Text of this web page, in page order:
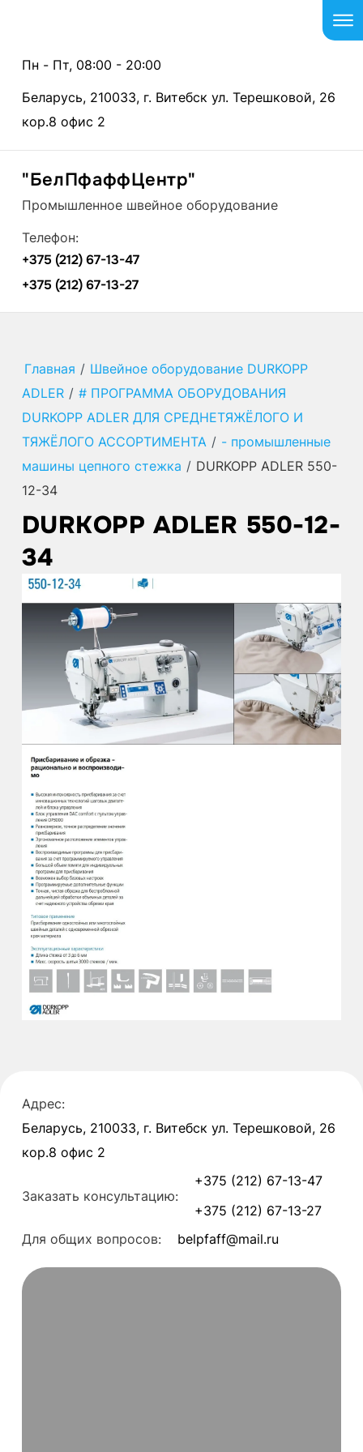
Пн - Пт, 08:00 - 20:00
Беларусь, 210033, г. Витебск ул. Терешковой, 26
кор.8 офис 2
"БелПфаффЦентр"
Промышленное швейное оборудование
Телефон:
+375 (212) 67-13-47
+375 (212) 67-13-27
Главная / Швейное оборудование DURKOPP
ADLER / # ПРОГРАММА ОБОРУДОВАНИЯ
DURKOPP ADLER ДЛЯ СРЕДНЕТЯЖЁЛОГО И
ТЯЖЁЛОГО АССОРТИМЕНТА / - промышленные
машины цепного стежка / DURKOPP ADLER 550-
12-34
DURKOPP ADLER 550-12-
34
Адрес:
Беларусь, 210033, г. Витебск ул. Терешковой, 26
кор.8 офис 2
Заказать консультацию:
+375 (212) 67-13-47
+375 (212) 67-13-27
Для общих вопросов:
belpfaff@mail.ru